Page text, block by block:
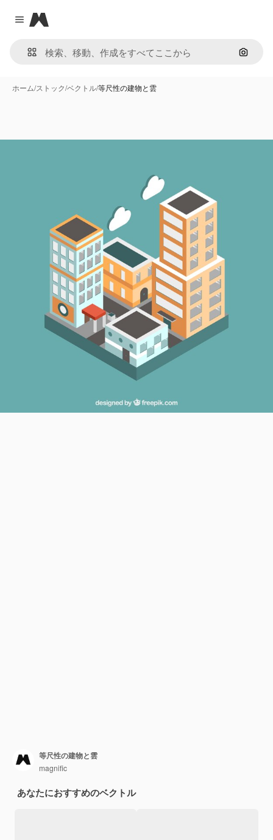
Close menu
Magnific
画像で
ホーム/ストック/ベクトル/等尺性の建物と雲
等尺性の建物と雲
magnific
あなたにおすすめのベクトル